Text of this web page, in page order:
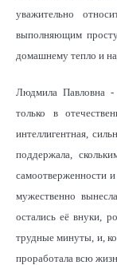
уважительно
выполняющим
домашнему тепло и
Людмила Павловна -
только в
интеллигентная,
поддержала,
самоотверженности
мужественно
остались её внуки,
трудные минуты, и,
проработала всю